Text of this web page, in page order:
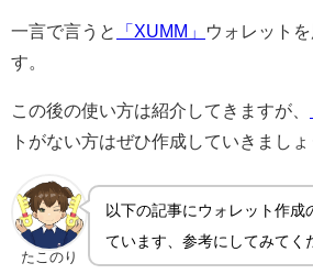
一言で言うと 「XUMM」
ウォレット
す。
この後の使い方は紹介してきますが、
トがない方はぜひ作成していきましょ
たこのり
以下の記事にウォレット作成
ています、参考にしてみてく